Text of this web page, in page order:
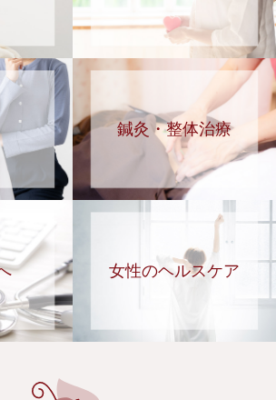
鍼灸・整体治療
女性のヘルスケア